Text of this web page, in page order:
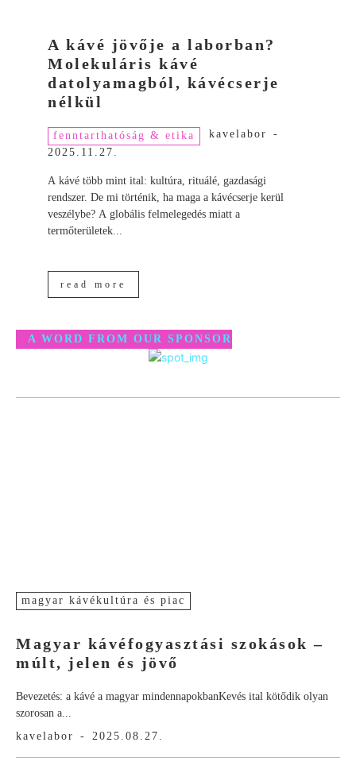
A kávé jövője a laborban?
Molekuláris kávé
datolyamagból, kávécserje
nélkül
fenntarthatóság & etika kavelabor
-
2025.11.27.
A kávé több mint ital: kultúra, rituálé, gazdasági
rendszer. De mi történik, ha maga a kávécserje kerül
veszélybe? A globális felmelegedés miatt a
termőterületek...
read more
A WORD FROM OUR SPONSOR
magyar kávékultúra és piac
Magyar kávéfogyasztási szokások –
múlt, jelen és jövő
Bevezetés: a kávé a magyar mindennapokbanKevés ital kötődik olyan
szorosan a...
kavelabor
- 2025.08.27.